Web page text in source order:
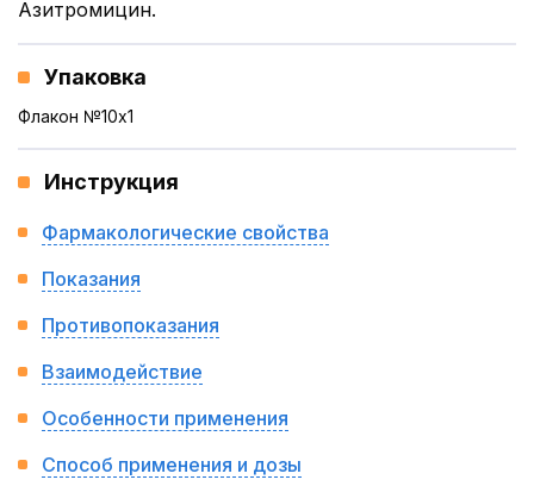
Азитромицин.
Упаковка
Флакон №10x1
Инструкция
Фармакологические свойства
Показания
Противопоказания
Взаимодействие
Особенности применения
Способ применения и дозы